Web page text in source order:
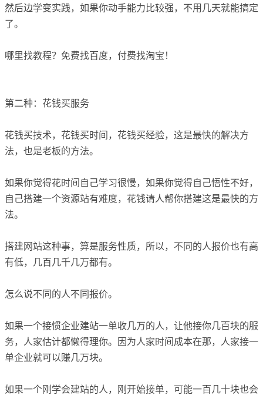
然后边学变实践，如果你动手能力比较强，不用几天就能搞定
了。
哪里找教程？免费找百度，付费找淘宝！
第二种：花钱买服务
花钱买技术，花钱买时间，花钱买经验，这是最快的解决方
法，也是老板的方法。
如果你觉得花时间自己学习很慢，如果你觉得自己悟性不好，
自己搭建一个资源站有难度，花钱请人帮你搭建这是最快的方
法。
搭建网站这种事，算是服务性质，所以，不同的人报价也有高
有低，几百几千几万都有。
怎么说不同的人不同报价。
如果一个接惯企业建站一单收几万的人，让他接你几百块的服
务，人家估计都懒得理你。因为人家时间成本在那，人家接一
单企业就可以赚几万块。
如果一个刚学会建站的人，刚开始接单，可能一百几十块也会